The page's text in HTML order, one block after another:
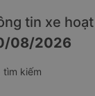
tin xe
08/2026
tìm kiếm